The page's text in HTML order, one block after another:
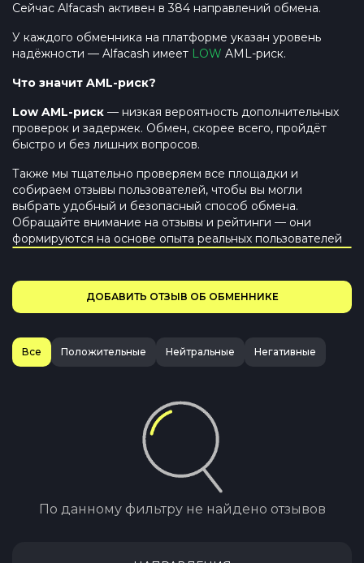
Сейчас Alfacash активен в384 направлений обмена.
У каждого обменника на платформе указан уровень
надёжности — Alfacash имеет LOW AML-риск.
Что значит AML-риск?
Low AML-риск — низкая вероятность дополнительных
проверок и задержек. Обмен, скорее всего, пройдёт
быстро и без лишних вопросов.
Также мы тщательно проверяем все площадки и
собираем отзывы пользователей, чтобы вы могли
выбрать удобный и безопасный способ обмена.
Обращайте внимание на отзывы и рейтинги — они
формируются на основе опыта реальных пользователей
ДОБАВИТЬ ОТЗЫВ ОБ ОБМЕННИКЕ
Все Положительные Нейтральные Негативные
По данному фильтру не найдено отзывов